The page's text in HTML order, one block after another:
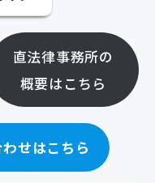
直法律事務所の
概要はこちら
せはこちら